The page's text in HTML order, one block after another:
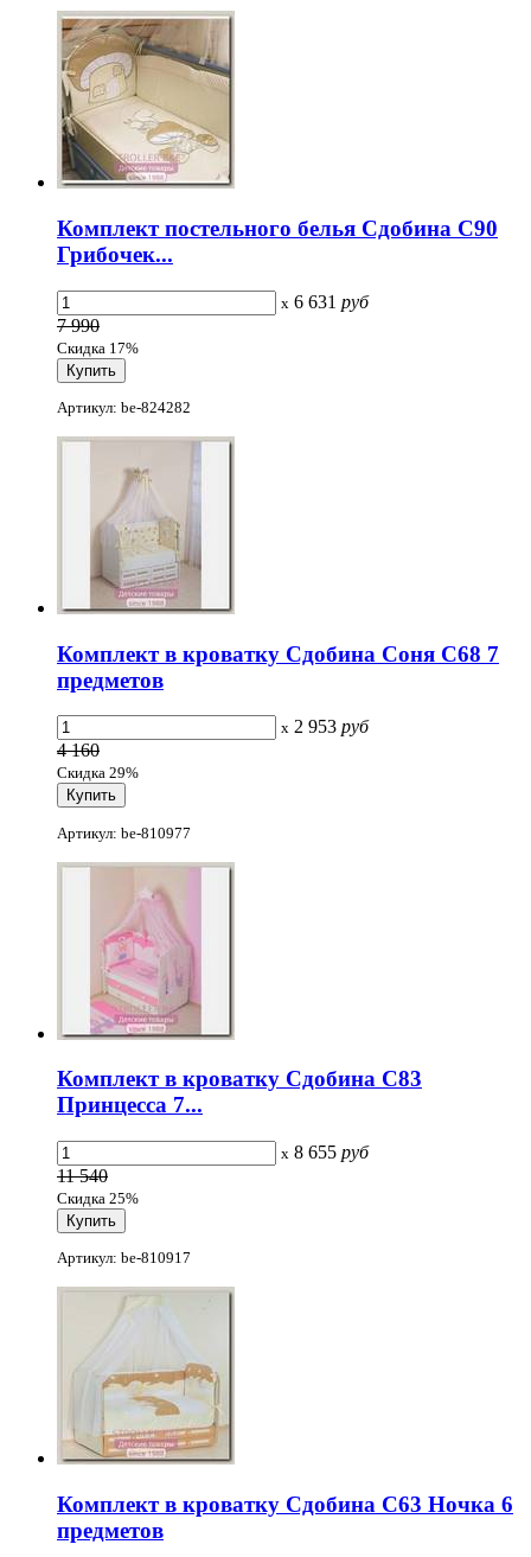
Комплект постельного белья Сдобина C90
Грибочек...
x 6 631 руб
7 990
Скидка 17%
Артикул: be-824282
Комплект в кроватку Сдобина Соня С68 7
предметов
x 2 953 руб
4 160
Скидка 29%
Артикул: be-810977
Комплект в кроватку Сдобина С83
Принцесса 7...
x 8 655 руб
11 540
Скидка 25%
Артикул: be-810917
Комплект в кроватку Сдобина С63 Ночка 6
предметов